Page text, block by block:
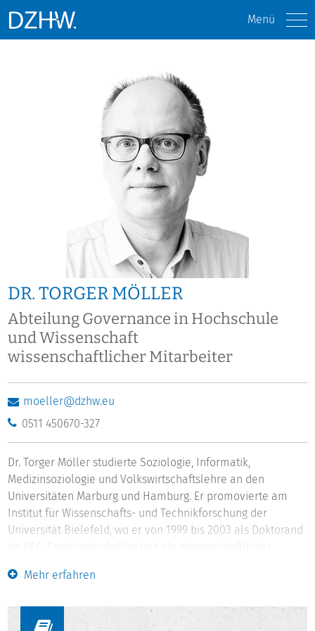
Menü
DR. TORGER MÖLLER
Abteilung Governance in Hochschule
und Wissenschaft
wissenschaftlicher Mitarbeiter
moeller@dzhw.eu
0511 450670-327
Dr. Torger Möller studierte Soziologie, Informatik,
Medizinsoziologie und Volkswirtschaftslehre an den
Universitäten Marburg und Hamburg. Er promovierte am
Institut für Wissenschafts- und Technikforschung der
Universität Bielefeld, wo er von 1999 bis 2003 als Doktorand
wurden mit dem zweiten Platz des Nachwuchspreises des
2003 bis 2007 arbeitete er als wissenschaftlicher Mitarbeiter
Mehr erfahren